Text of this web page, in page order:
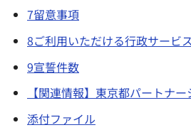
7留意事項
8ご利用いただける行政サービ
9宣誓件数
【関連情報】東京都パートナ
添付ファイル